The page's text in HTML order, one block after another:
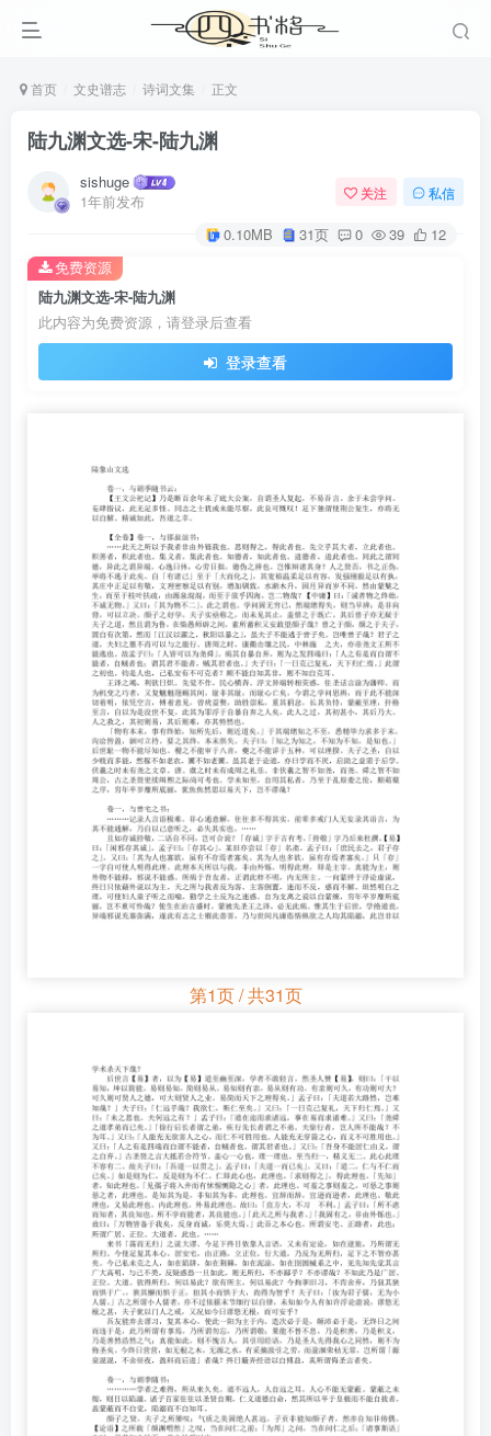
首页 文史谱志 诗词文集 正文
陆九渊文选-宋-陆九渊
sishuge
1年前发布
关注 私信
0.10MB 31页 0 39 12
陆九渊文选-宋-陆九渊
此内容为免费资源，请登录后查看
登录查看
免费资源
第1页 / 共31页